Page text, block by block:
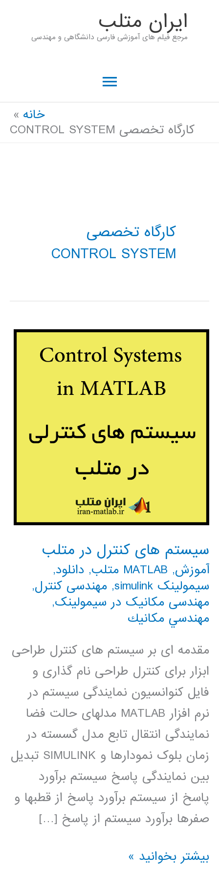
ايران متلب
مرجع فیلم های آموزشی فارسی دانشگاهی و مهندسی
فهرست
خانه
کارگاه تخصصی CONTROL SYSTEM
کارگاه تخصصی
CONTROL SYSTEM
سیستم های کنترل در متلب
آموزش, MATLAB متلب , دانلود,
سیمولینک simulink
, مهندسی کنترل,
مهندسی مکانیک در سیمولینک,
مهندسي مكانيك
مقدمه ای بر سیستم های کنترل طراحی
ابزار برای کنترل طراحی نام گذاری و
فایل کنوانسیون نمایندگی سیستم در
نرم افزار MATLAB مدلهای حالت فضا
نمایندگی انتقال تابع مدل گسسته در
زمان بلوک نمودارها و SIMULINK تبدیل
بین نمایندگی پاسخ سیستم برآورد
پاسخ از سیستم برآورد پاسخ از قطبها و
صفرها برآورد سیستم از پاسخ […]
سیستم
بیشتر بخوانید »